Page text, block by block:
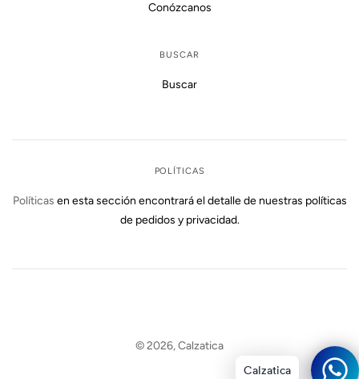
Conózcanos
BUSCAR
Buscar
POLÍTICAS
Políticas en esta sección encontrará el detalle de nuestras políticas
de pedidos y privacidad.
© 2026,Calzatica
Calzatica